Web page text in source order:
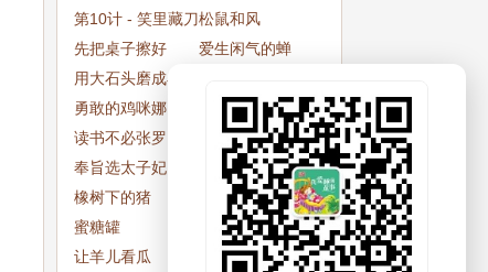
第10计 - 笑里藏刀松鼠和风
先把桌子擦好
爱生闲气的蝉
用大石头磨成小石
猴
勇敢的鸡咪娜
寻找水晶球
读书不必张罗
鬼神不敢侵
奉旨选太子妃
黎巴嫩公主
橡树下的猪
折纸城的秘密
蜜糖罐
聪明的绅士
让羊儿看瓜
棋艺